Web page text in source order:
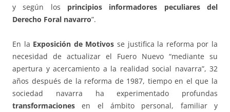
y según los principios informadores peculiares del
Derecho Foral navarro”.
En la Exposición de Motivos se justifica la reforma por la
necesidad de actualizar el Fuero Nuevo “mediante su
apertura y acercamiento a la realidad social navarra”, 32
años después de la reforma de 1987, tiempo en el que la
sociedad navarra ha experimentado profundas
transformaciones en el ámbito personal, familiar y